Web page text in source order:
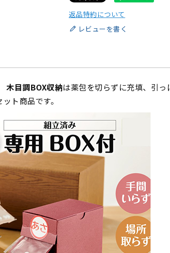
返品特約について
レビューを書く
木目調BOX収納は薬包を切らずに充填、引
ト商品です。